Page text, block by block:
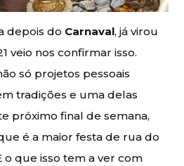
depois do Carnaval, já virou
veio nos confirmar isso.
só projetos pessoais
tradições e uma delas
próximo final de semana,
é a maior festa de rua do
o que isso tem a ver com